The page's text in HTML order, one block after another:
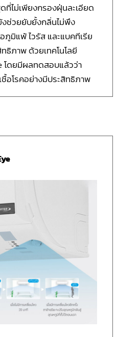
ที่ไม่เพียงกรองฝุ่นละเอียด
งช่วยยับยั้งกลิ่นไม่พึง
ภูมิแพ้ ไวรัส และแบคทีเรีย
ธิภาพ ด้วยเทคโนโลยี
โดยมีผลทดสอบแล้วว่า
อโรคอย่างมีประสิทธิภาพ